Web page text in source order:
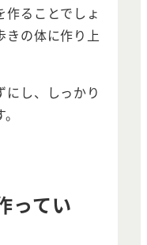
作ることでしょ
きの体に作り上
にし、しっかり
ってい